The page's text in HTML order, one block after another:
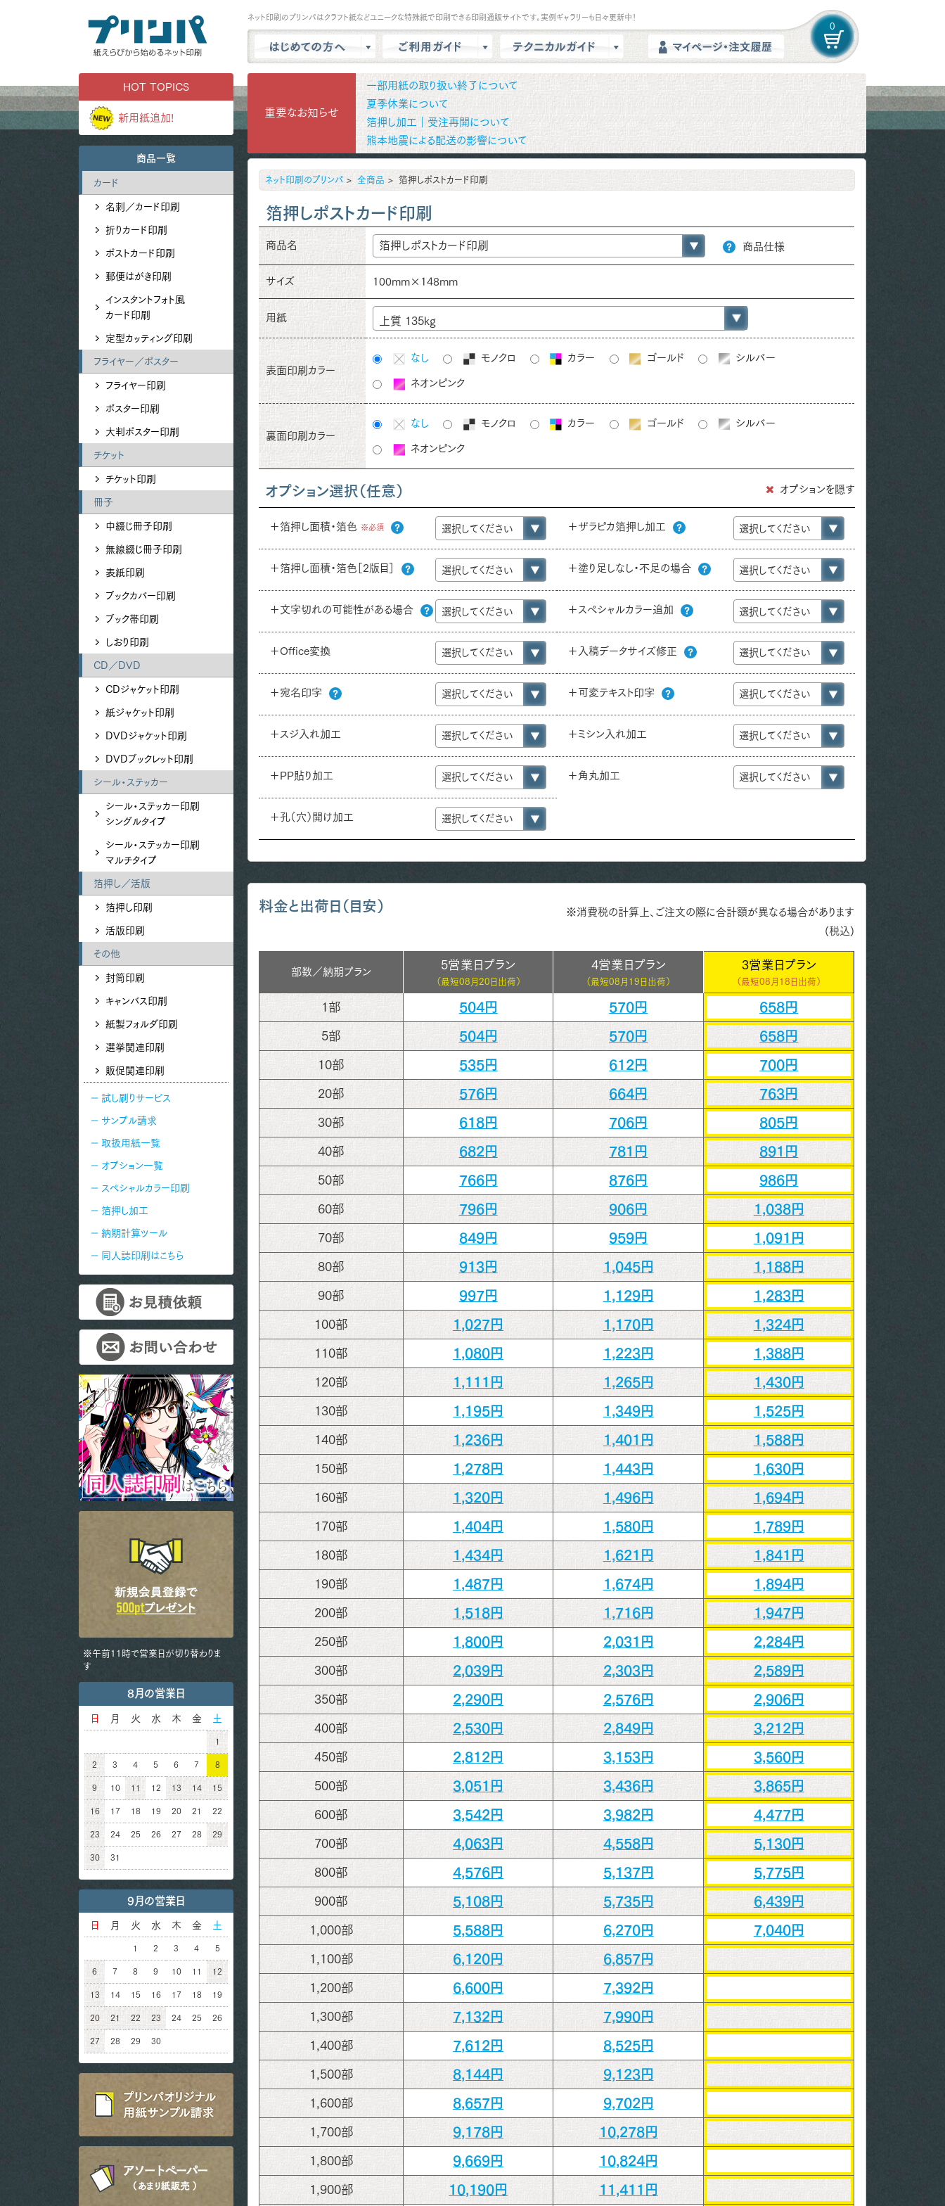
ネット印刷のプリンパはクラフト紙などユニークな特殊紙で印刷できる印刷通販サイトです。実例ギャラリーも日々更新中！
よくある質問
お問い合わせ
会員登録・ポイント
商品選択・カート
支払方法
データ入稿
増刷
配送方法/料金
テンプレート
印刷の基礎知識
0
HOT TOPICS
新用紙追加!
商品一覧
カード
名刺／カード印刷
折りカード印刷
ポストカード印刷
郵便はがき印刷
インスタントフォト風
カード印刷
定型カッティング印刷
フライヤー／ポスター
フライヤー印刷
ポスター印刷
大判ポスター印刷
チケット
チケット印刷
冊子
中綴じ冊子印刷
無線綴じ冊子印刷
表紙印刷
ブックカバー印刷
ブック帯印刷
しおり印刷
CD／DVD
CDジャケット印刷
紙ジャケット印刷
DVDジャケット印刷
DVDブックレット印刷
シール・ステッカー
シール・ステッカー印刷
シングルタイプ
シール・ステッカー印刷
マルチタイプ
箔押し／活版
箔押し印刷
活版印刷
その他
封筒印刷
キャンバス印刷
紙製フォルダ印刷
選挙関連印刷
販促関連印刷
試し刷りサービス
サンプル請求
取扱用紙一覧
オプション一覧
スペシャルカラー印刷
箔押し加工
納期計算ツール
同人誌印刷はこちら
※午前11時で営業日が切り替わりま
す
8月の営業日
日 月 火 水 木 金 土
1
2 3 4 5 6 7 8
9 10 11 12 13 14 15
16 17 18 19 20 21 22
23 24 25 26 27 28 29
30 31
9月の営業日
日 月 火 水 木 金 土
1 2 3 4 5
6 7 8 9 10 11 12
13 14 15 16 17 18 19
20 21 22 23 24 25 26
27 28 29 30
重要なお知らせ
一部用紙の取り扱い終了について
夏季休業について
箔押し加工｜受注再開について
熊本地震による配送の影響について
ネット印刷のプリンパ 全商品 箔押しポストカード印刷
箔押しポストカード印刷
商品名 商品仕様
サイズ 100mm×148mm
用紙 上質 135kg
表面印刷カラー
なし モノクロ カラー ゴールド シルバー
ネオンピンク
裏面印刷カラー
なし モノクロ カラー ゴールド シルバー
ネオンピンク
オプション選択（任意） オプションを隠す
＋箔押し面積・箔色 ※必須 ＋ザラピカ箔押し加工
＋箔押し面積・箔色［2版目］ ＋塗り足しなし・不足の場合
＋文字切れの可能性がある場合 ＋スペシャルカラー追加
＋Office変換 ＋入稿データサイズ修正
＋宛名印字 ＋可変テキスト印字
＋スジ入れ加工 ＋ミシン入れ加工
＋PP貼り加工 ＋角丸加工
＋孔（穴）開け加工
料金と出荷日（目安）
※消費税の計算上、ご注文の際に合計額が異なる場合があります
(税込)
部数／ 納期プラン
5営業日プラン
（最短08月20日出荷）
4営業日プラン
（最短08月19日出荷）
3営業日プラン
（最短08月18日出荷）
1部 504円 570円 658円
5部 504円 570円 658円
10部 535円 612円 700円
20部 576円 664円 763円
30部 618円 706円 805円
40部 682円 781円 891円
50部 766円 876円 986円
60部 796円 906円 1,038円
70部 849円 959円 1,091円
80部 913円 1,045円 1,188円
90部 997円 1,129円 1,283円
100部 1,027円 1,170円 1,324円
110部 1,080円 1,223円 1,388円
120部 1,111円 1,265円 1,430円
130部 1,195円 1,349円 1,525円
140部 1,236円 1,401円 1,588円
150部 1,278円 1,443円 1,630円
160部 1,320円 1,496円 1,694円
170部 1,404円 1,580円 1,789円
180部 1,434円 1,621円 1,841円
190部 1,487円 1,674円 1,894円
200部 1,518円 1,716円 1,947円
250部 1,800円 2,031円 2,284円
300部 2,039円 2,303円 2,589円
350部 2,290円 2,576円 2,906円
400部 2,530円 2,849円 3,212円
450部 2,812円 3,153円 3,560円
500部 3,051円 3,436円 3,865円
600部 3,542円 3,982円 4,477円
700部 4,063円 4,558円 5,130円
800部 4,576円 5,137円 5,775円
900部 5,108円 5,735円 6,439円
1,000部 5,588円 6,270円 7,040円
1,100部 6,120円 6,857円
1,200部 6,600円 7,392円
1,300部 7,132円 7,990円
1,400部 7,612円 8,525円
1,500部 8,144円 9,123円
1,600部 8,657円 9,702円
1,700部 9,178円 10,278円
1,800部 9,669円 10,824円
1,900部 10,190円 11,411円